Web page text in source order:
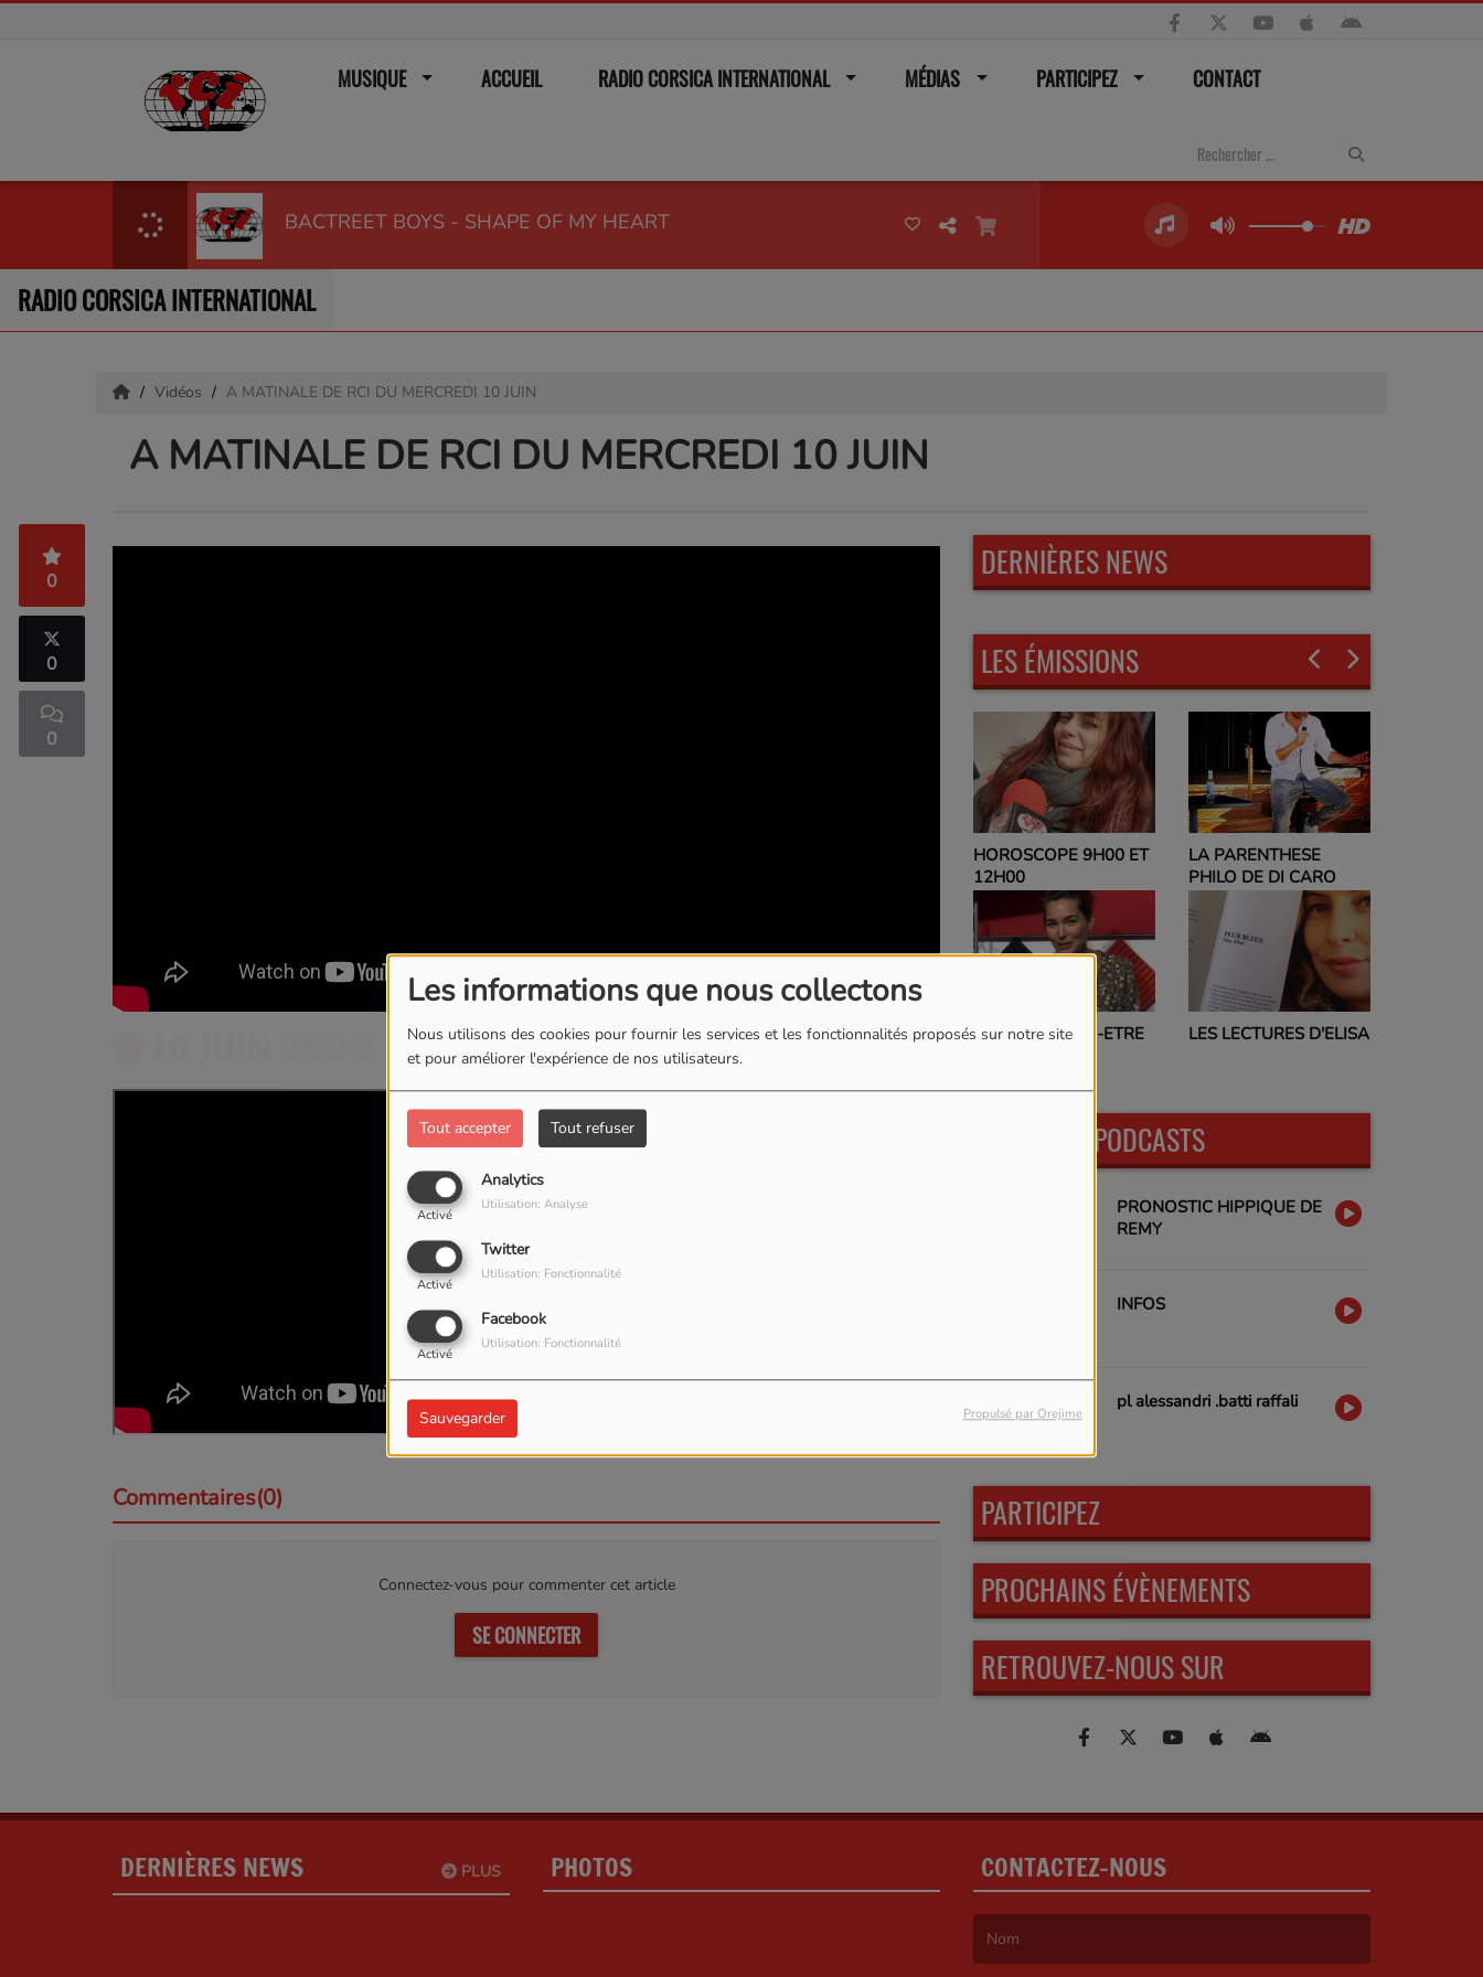
Les informations que nous collectons
Nous utilisons des cookies pour fournir les services et les fonctionnalités proposés sur notre site
et pour améliorer l'expérience de nos utilisateurs.
Tout accepter Tout refuser
Analytics
Activé
Utilisation: Analyse
Twitter
Activé
Utilisation: Fonctionnalité
Facebook
Activé
Utilisation: Fonctionnalité
Sauvegarder Propulsé par Orejime
MUSIQUE ACCUEIL RADIO CORSICA INTERNATIONAL MÉDIAS PARTICIPEZ CONTACT
BACTREET BOYS - SHAPE OF MY HEART
RADIO CORSICA INTERNATIONAL
Vidéos A MATINALE DE RCI DU MERCREDI 10 JUIN
A MATINALE DE RCI DU MERCREDI 10 JUIN
0
0
0
Commentaires(0)
Connectez-vous pour commenter cet article
SE CONNECTER
DERNIÈRES NEWS
LES ÉMISSIONS
HOROSCOPE 9H00 ET
L'INSTANT BIEN-ETRE
LA PARENTHESE
PHILO DE DI CARO
LES LECTURES D'ELISA
EVELYNE ADAM
PARLEZ-MOI DE VOUS
ET NO POLITIC
PROGRAMMES TV
DERNIERS PODCASTS
PRONOSTIC HIPPIQUE DE
REMY
INFOS
pl alessandri .batti raffali
PARTICIPEZ
PROCHAINS ÉVÈNEMENTS
RETROUVEZ-NOUS SUR
PLUS
DERNIÈRES NEWS PHOTOS CONTACTEZ-NOUS